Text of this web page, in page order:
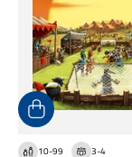
10-99
3-4